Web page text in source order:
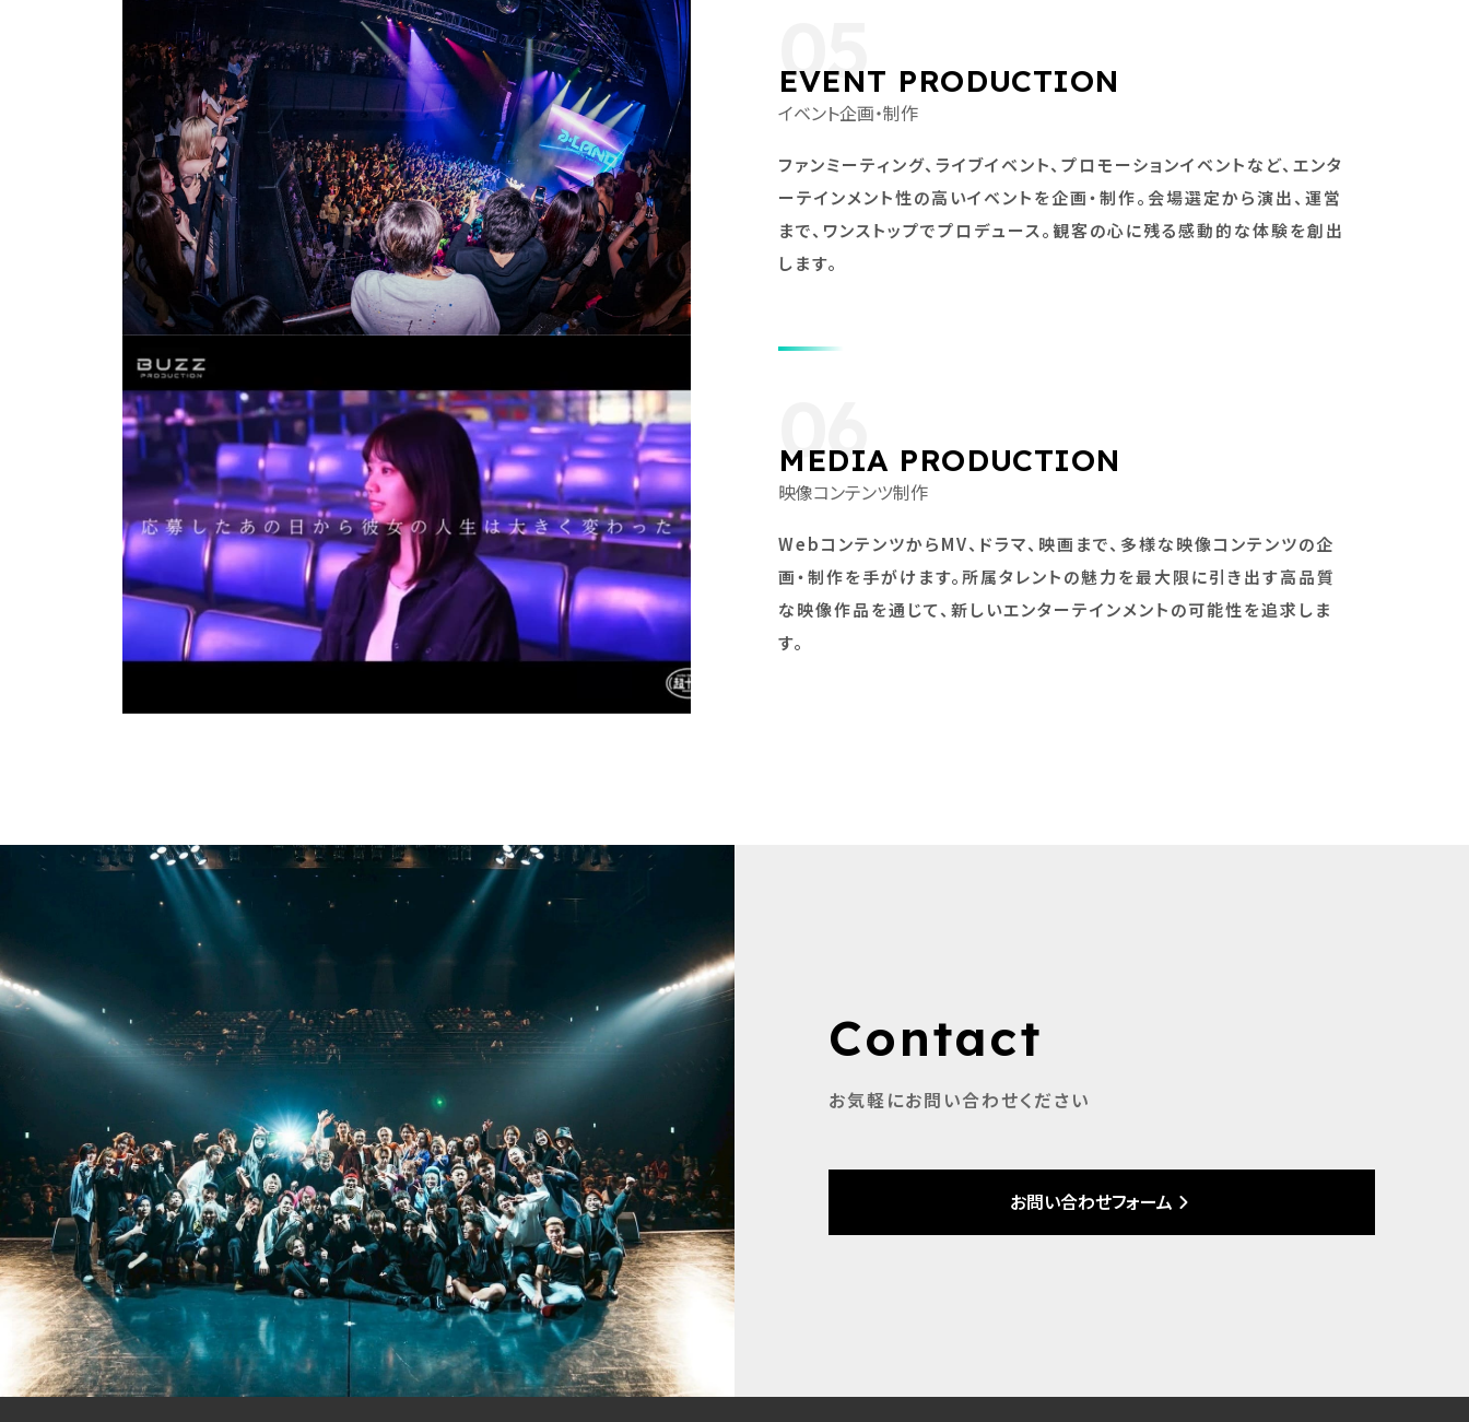
05
EVENT PRODUCTION
イベント企画・制作
ファンミーティング、ライブイベント、プロモーションイベントなど、エンタ
ーテインメント性の高いイベントを企画・制作。会場選定から演出、運営
まで、ワンストップでプロデュース。観客の心に残る感動的な体験を創出
します。
06
MEDIA PRODUCTION
映像コンテンツ制作
WebコンテンツからMV、ドラマ、映画まで、多様な映像コンテンツの企
画・制作を手がけます。所属タレントの魅力を最大限に引き出す高品質
な映像作品を通じて、新しいエンターテインメントの可能性を追求しま
す。
Contact
お気軽にお問い合わせください
お問い合わせフォーム